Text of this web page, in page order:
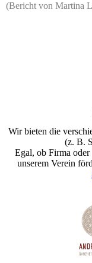
(Bericht von Martina
Wir bieten die
(z. B.
Egal, ob Firma oder
unserem Verein